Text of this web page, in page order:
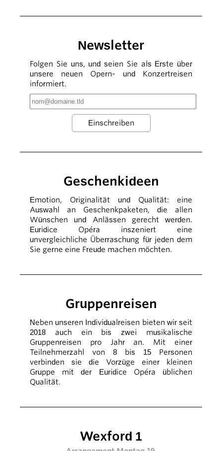
Newsletter
Folgen Sie uns, und seien Sie als Erste über
unsere neuen Opern- und Konzertreisen
informiert.
Geschenkideen
Emotion, Originalität und Qualität: eine
Auswahl an Geschenkpaketen, die allen
Wünschen und Anlässen gerecht werden.
Euridice Opéra inszeniert eine
unvergleichliche Überraschung für jeden dem
Sie gerne eine Freude machen möchten.
Gruppenreisen
Neben unseren Individualreisen bieten wir seit
2018 auch ein bis zwei musikalische
Gruppenreisen pro Jahr an. Mit einer
Teilnehmerzahl von 8 bis 15 Personen
verbinden sie die Vorzüge einer kleinen
Gruppe mit der Euridice Opéra üblichen
Qualität.
Wexford 1